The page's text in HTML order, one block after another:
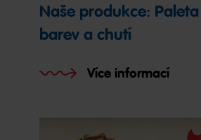
Naše produkce:
barev a chutí
Více informací